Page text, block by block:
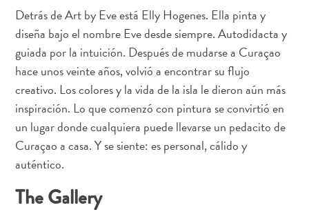
Detrás de Art by Eve está Elly Hogenes. Ella pinta y
diseña bajo el nombre Eve desde siempre. Autodidacta y
guiada por la intuición. Después de mudarse a Curaçao
hace unos veinte años, volvió a encontrar su flujo
creativo. Los colores y la vida de la isla le dieron aún más
inspiración. Lo que comenzó con pintura se convirtió en
un lugar donde cualquiera puede llevarse un pedacito de
Curaçao a casa. Y se siente: es personal, cálido y
auténtico.
The Gallery